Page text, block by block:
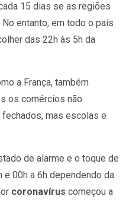
15 dias se as regiões
entanto, em todo o país
das 22h às 5h da
a França, também
os comércios não
mas escolas e
de alarme e o toque de
e 00h a 6h dependendo da
coronavírus começou a